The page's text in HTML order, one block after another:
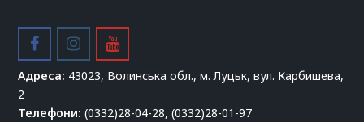
facebookinstagram
youtube
Адреса: 43023, Волинська обл., м. Луцьк, вул. Карбишева,
2
Телефони: (0332)28-04-28, (0332)28-01-97